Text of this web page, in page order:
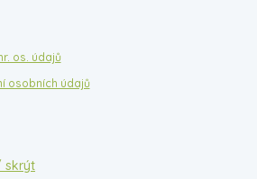
os. údajů
osobních údajů
skrýt